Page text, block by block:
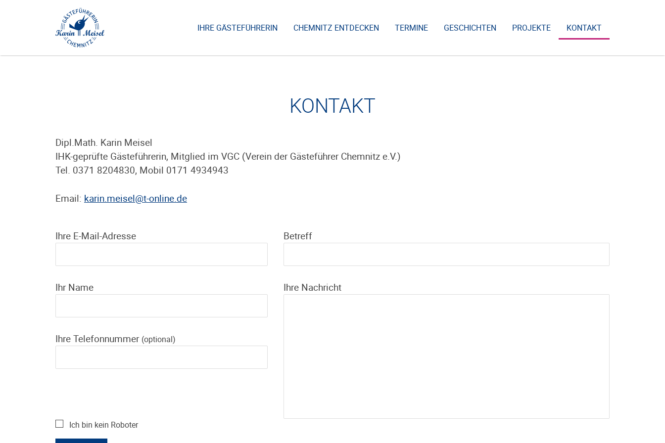
IHRE GÄSTEFÜHRERIN CHEMNITZ ENTDECKEN TERMINE GESCHICHTEN PROJEKTE KONTAKT
KONTAKT
Dipl.Math. Karin Meisel
IHK-geprüfte Gästeführerin, Mitglied im VGC (Verein der Gästeführer Chemnitz e.V.)
Tel. 0371 8204830, Mobil 0171 4934943
Email: karin.meisel@t-online.de
Ihre E-Mail-Adresse
Ihr Name
Ihre Telefonnummer (optional)
Betreff
Ihre Nachricht
Ich bin kein Roboter